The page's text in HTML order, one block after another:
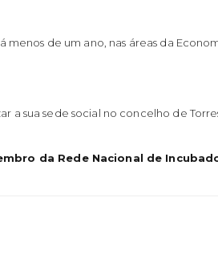
menos de um ano, nas áreas da
a sua sede social no concelho de
da Rede Nacional de